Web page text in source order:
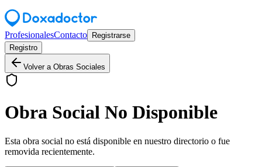
ProfesionalesContacto
Registrarse
Registro
Volver a Obras Sociales
Obra Social No Disponible
Esta obra social no está disponible en nuestro directorio o fue
removida recientemente.